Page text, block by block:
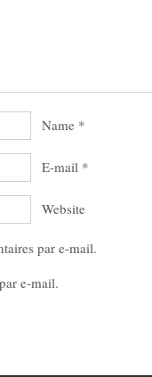
Name *
E-mail *
Website
par e-mail.
e-mail.